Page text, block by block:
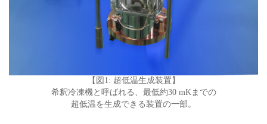
【図1: 超低温生成装置】
希釈冷凍機と呼ばれる、最低約30 mKまでの
超低温を生成できる装置の一部。